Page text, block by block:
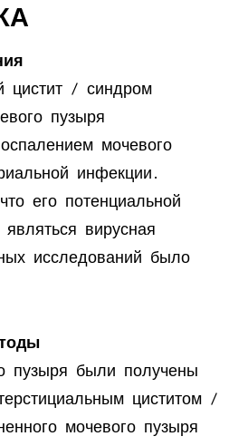
цистит / синдром
пузыря
мочевого
инфекции.
его потенциальной
вирусная
исследований было
пузыря были получены
циститом /
мочевого пузыря